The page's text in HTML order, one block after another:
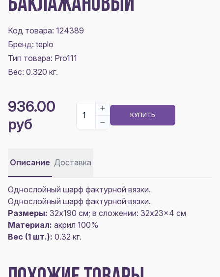
БАКЛАЖАНОВЫЙ
Код товара: 124389
Бренд: teplo
Тип товара: Pro111
Вес: 0.320 кг.
936.00
руб
КУПИТЬ
Описание Доставка
Однослойный шарф фактурной вязки.
Однослойный шарф фактурной вязки.
Размеры: 32х190 см; в сложении: 32x23x4 см
Материал: акрил 100%
Вес (1 шт.): 0.32 кг.